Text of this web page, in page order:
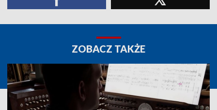
ZOBACZ TAKŻE